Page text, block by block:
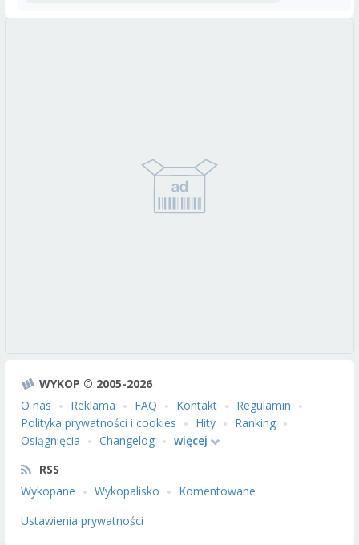
WYKOP © 2005-2026
O nas
Reklama FAQ Kontakt
Regulamin
Polityka prywatności i cookies
Hity
Ranking
Osiągnięcia
Changelog
więcej
RSS
Wykopane
Wykopalisko
Komentowane
Ustawienia prywatności